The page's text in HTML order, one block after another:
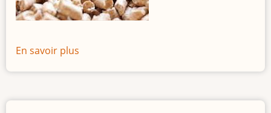
En savoir plus